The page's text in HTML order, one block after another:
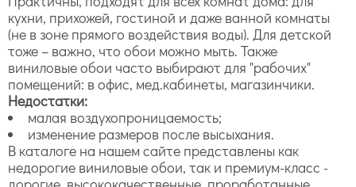
кухни, прихожей, гостиной и даже ванной комнаты
(не в зоне прямого воздействия воды). Для детской
тоже – важно, что обои можно мыть. Также
виниловые обои часто выбирают для "рабочих"
помещений: в офис, мед.кабинеты, магазинчики.
Недостатки:
малая воздухопроницаемость;
изменение размеров после высыхания.
В каталоге на нашем сайте представлены как
недорогие виниловые обои, так и премиум-класс -